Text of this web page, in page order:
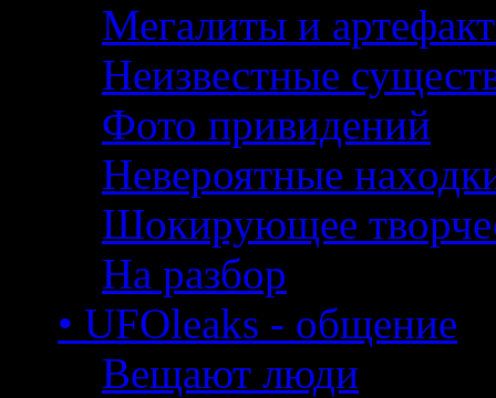
Мегалиты и
Неизвестные
Фото привидений
Невероятные
Шокирующее
На разбор
• UFOleaks - общение
Вещают люди